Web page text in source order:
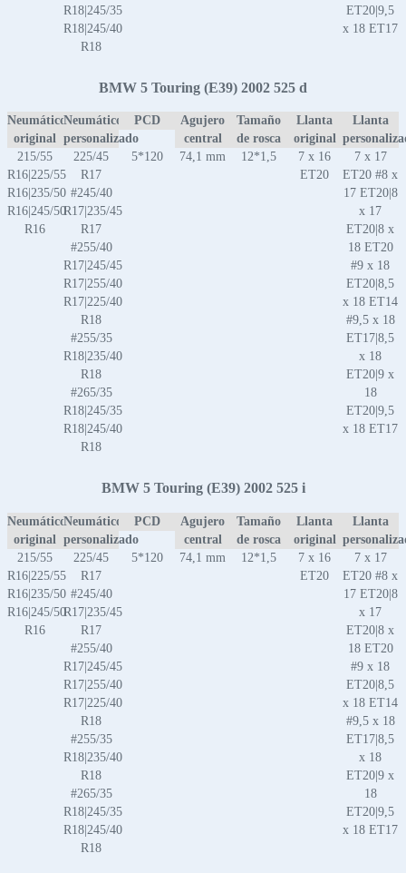
R18|245/35
R18|245/40
R18
ET20|9,5
x 18 ET17
BMW 5 Touring (E39) 2002 525 d
Neumático
original
Neumático
personalizado
PCD
Agujero
central
Tamaño
de rosca
Llanta
original
Llanta
215/55
R16|225/55
R16|235/50
R16|245/50
R16
225/45
R17
#245/40
R17|235/45
R17
#255/40
R17|245/45
R17|255/40
R17|225/40
R18
#255/35
R18|235/40
R18
#265/35
R18|245/35
R18|245/40
R18
5*120 74,1 mm 12*1,5
7 x 16
ET20
7 x 17
ET20 #8 x
17 ET20|8
x 17
ET20|8 x
18 ET20
#9 x 18
ET20|8,5
x 18 ET14
#9,5 x 18
ET17|8,5
x 18
ET20|9 x
18
ET20|9,5
x 18 ET17
BMW 5 Touring (E39) 2002 525 i
Neumático
original
Neumático
personalizado
PCD
Agujero
central
Tamaño
de rosca
Llanta
original
Llanta
215/55
R16|225/55
R16|235/50
R16|245/50
R16
225/45
R17
#245/40
R17|235/45
R17
#255/40
R17|245/45
R17|255/40
R17|225/40
R18
#255/35
R18|235/40
R18
#265/35
R18|245/35
R18|245/40
R18
5*120 74,1 mm 12*1,5
7 x 16
ET20
7 x 17
ET20 #8 x
17 ET20|8
x 17
ET20|8 x
18 ET20
#9 x 18
ET20|8,5
x 18 ET14
#9,5 x 18
ET17|8,5
x 18
ET20|9 x
18
ET20|9,5
x 18 ET17